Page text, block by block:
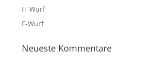
H-Wurf
F-Wurf
Neueste Kommentare